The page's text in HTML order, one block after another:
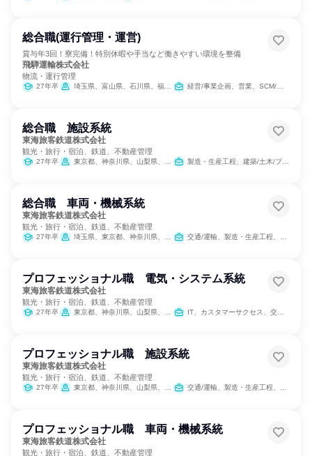
総合職(運行管理・運営)
賞与年3回！寮完備！特別休暇や手当など働きやすい環境を整備
飛騨運輸株式会社
物流・運行管理
27年卒 埼玉県、富山県、石川県、福井県、岐阜県、静岡県、愛知県、三重県、滋賀県、京都府、大阪府、兵庫県 経営/事業企画、営業、SCM/生産管理/購買/物流、バックオフィス・事務・受付、交通/運輸
総合職 施設系統
東海旅客鉄道株式会社
観光・旅行・宿泊、鉄道、不動産管理
27年卒 東京都、神奈川県、山梨県、長野県、岐阜県、静岡県、愛知県、三重県、滋賀県、京都府、大阪府 製造・生産工程、建築/土木/プラント専門職、学術研究
総合職 車両・機械系統
東海旅客鉄道株式会社
観光・旅行・宿泊、鉄道、不動産管理
27年卒 埼玉県、東京都、神奈川県、山梨県、長野県、岐阜県、静岡県、愛知県、三重県、滋賀県、京都府、大阪府 交通/運輸、製造・生産工程、建築/土木/プラント専門職
プロフェッショナル職 電気・システム系統
東海旅客鉄道株式会社
観光・旅行・宿泊、鉄道、不動産管理
27年卒 東京都、神奈川県、山梨県、長野県、岐阜県、静岡県、愛知県、三重県、滋賀県、京都府、大阪府 IT、カスタマーサクセス、交通/運輸、製造・生産工程
プロフェッショナル職 施設系統
東海旅客鉄道株式会社
観光・旅行・宿泊、鉄道、不動産管理
27年卒 東京都、神奈川県、山梨県、長野県、岐阜県、静岡県、愛知県、三重県、滋賀県、京都府、大阪府 交通/運輸、製造・生産工程、クリエイティブ/デザイン職、建築/土木/プラント専門職
プロフェッショナル職 車両・機械系統
東海旅客鉄道株式会社
観光・旅行・宿泊、鉄道、不動産管理